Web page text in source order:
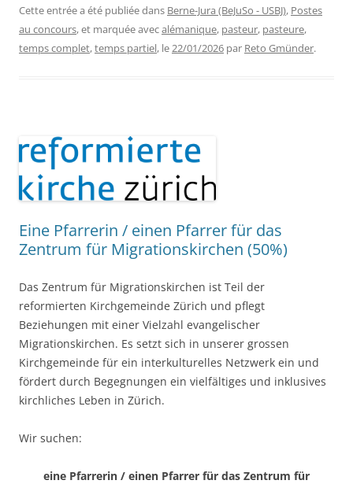
Cette entrée a été publiée dans Berne-Jura (BeJuSo - USBJ), Postes
au concours, et marquée avecalémanique, pasteur, pasteure,
temps complet,temps partiel, le22/01/2026 par Reto Gmünder.
Eine Pfarrerin / einen Pfarrer für das
Zentrum für Migrationskirchen (50%)
Das Zentrum für Migrationskirchen ist Teil der
reformierten Kirchgemeinde Zürich und pflegt
Beziehungen mit einer Vielzahl evangelischer
Migrationskirchen. Es setzt sich in unserer grossen
Kirchgemeinde für ein interkulturelles Netzwerk ein und
fördert durch Begegnungen ein vielfältiges und inklusives
kirchliches Leben in Zürich.
Wir suchen:
eine Pfarrerin / einen Pfarrer für das Zentrum für